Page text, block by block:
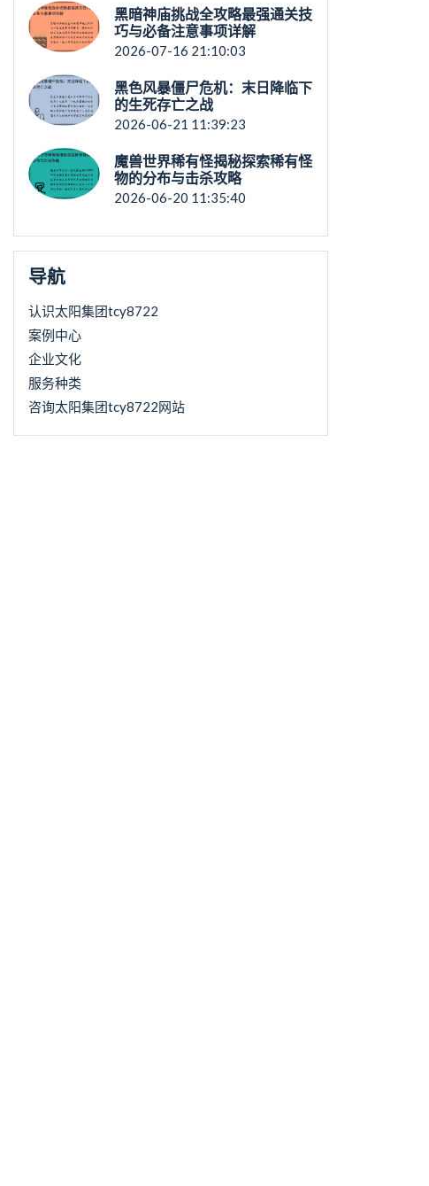
黑暗神庙挑战全攻略最强通关技
巧与必备注意事项详解
2026-07-16 21:10:03
黑色风暴僵尸危机：末日降临下
的生死存亡之战
2026-06-21 11:39:23
魔兽世界稀有怪揭秘探索稀有怪
物的分布与击杀攻略
2026-06-20 11:35:40
导航
认识太阳集团tcy8722
案例中心
企业文化
服务种类
咨询太阳集团tcy8722网站